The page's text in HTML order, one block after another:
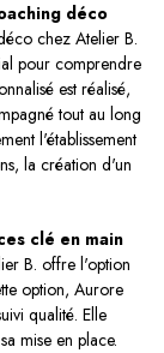
déco
chez Atelier B.
pour comprendre
est réalisé,
tout au long
l'établissement
la création d'un
clé en main
B. offre l'option
option, Aurore
qualité. Elle
mise en place.